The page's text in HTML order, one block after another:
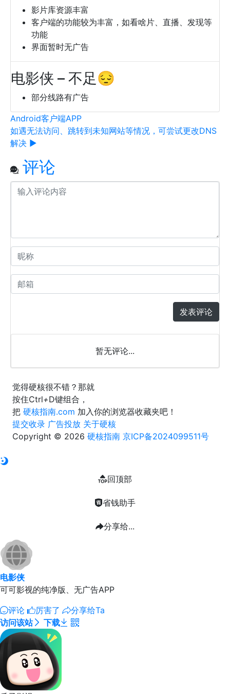
影片库资源丰富
客户端的功能较为丰富，如看啥片、直播、发现等
功能
界面暂时无广告
电影侠 – 不足😔
部分线路有广告
Android客户端APP
如遇无法访问、跳转到未知网站等情况，可尝试更改DNS
解决 ▶
评论
发表评论
暂无评论...
觉得硬核很不错？那就
按住Ctrl+D键组合，
把 硬核指南.com 加入你的浏览器收藏夹吧！
提交收录 广告投放 关于硬核
Copyright © 2026 硬核指南 京ICP备2024099511号
回顶部
省钱助手
分享给...
电影侠
可可影视的纯净版、无广告APP
评论
厉害了
分享给Ta
访问该站
下载